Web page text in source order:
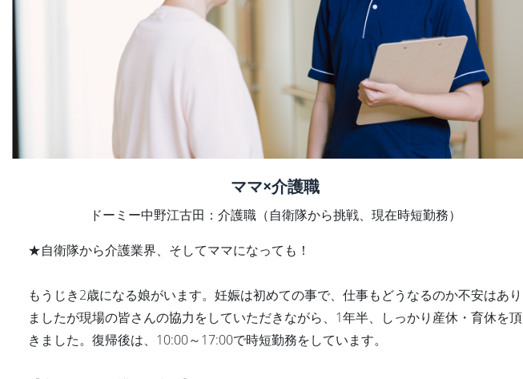
ママ×介護職
ドーミー中野江古田：介護職（自衛隊から挑戦、現在時短勤務）
★自衛隊から介護業界、そしてママになっても！
もうじき2歳になる娘がいます。妊娠は初めての事で、仕事もどうなるのか不安はあり
ましたが現場の皆さんの協力をしていただきながら、1年半、しっかり産休・育休を頂
きました。復帰後は、10:00～17:00で時短勤務をしています。